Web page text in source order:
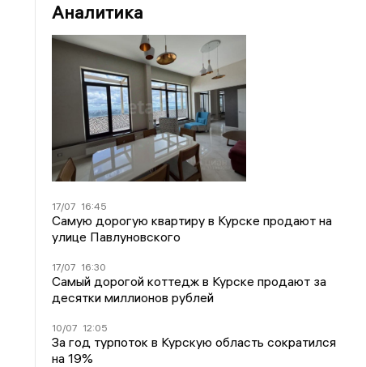
Аналитика
17/07 16:45
Самую дорогую квартиру в Курске продают на
улице Павлуновского
17/07 16:30
Самый дорогой коттедж в Курске продают за
десятки миллионов рублей
10/07 12:05
За год турпоток в Курскую область сократился
на 19%